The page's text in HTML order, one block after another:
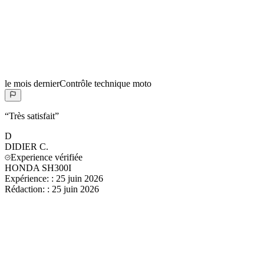
le mois dernierContrôle technique moto
“Très satisfait”
D
DIDIER C.
Experience vérifiée
HONDA SH300I
Expérience: : 25 juin 2026
Rédaction: : 25 juin 2026